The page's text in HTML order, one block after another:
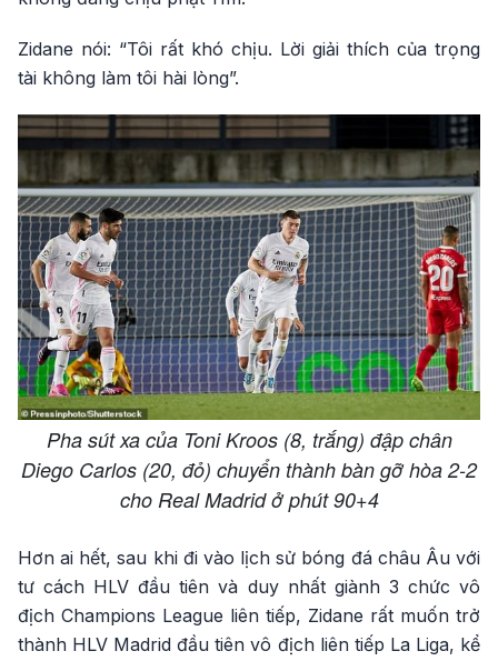
Zidane nói: “Tôi rất khó chịu. Lời giải thích của trọng
tài không làm tôi hài lòng”.
Pha sút xa của Toni Kroos (8, trắng) đập chân
Diego Carlos (20, đỏ) chuyển thành bàn gỡ hòa 2-2
cho Real Madrid ở phút 90+4
Hơn ai hết, sau khi đi vào lịch sử bóng đá châu Âu với
tư cách HLV đầu tiên và duy nhất giành 3 chức vô
địch Champions League liên tiếp, Zidane rất muốn trở
thành HLV Madrid đầu tiên vô địch liên tiếp La Liga, kể